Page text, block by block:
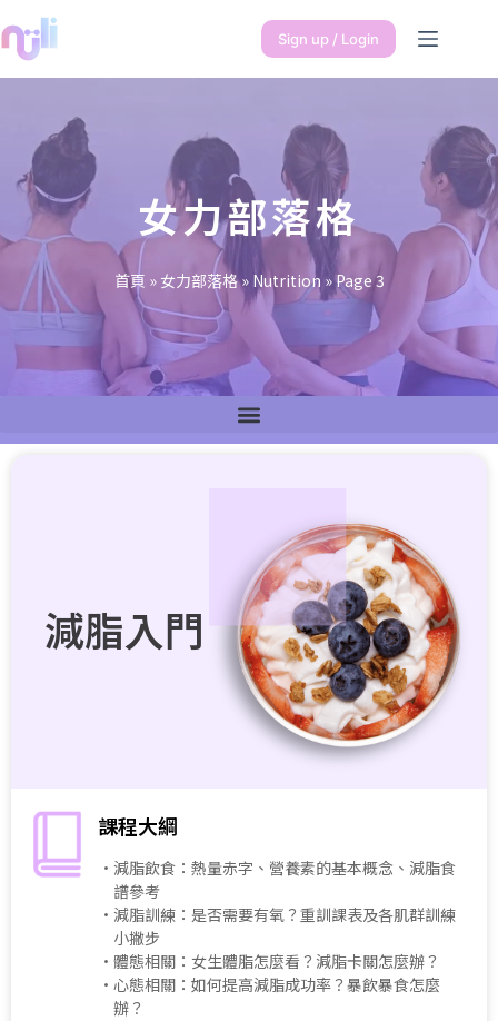
Sign up / Login
女力部落格
首頁 » 女力部落格» Nutrition »Page 3
減脂入門
課程大綱
・減脂飲食：熱量赤字、營養素的基本概念、減脂食
譜參考
・減脂訓練：是否需要有氧？重訓課表及各肌群訓練
小撇步
・體態相關：女生體脂怎麼看？減脂卡關怎麼辦？
・心態相關：如何提高減脂成功率？暴飲暴食怎麼
辦？